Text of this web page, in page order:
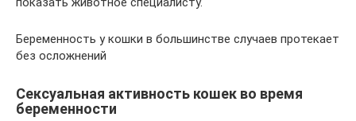
Беременность у кошки в большинстве случаев протекает
без осложнений
Сексуальная активность кошек во время
беременности